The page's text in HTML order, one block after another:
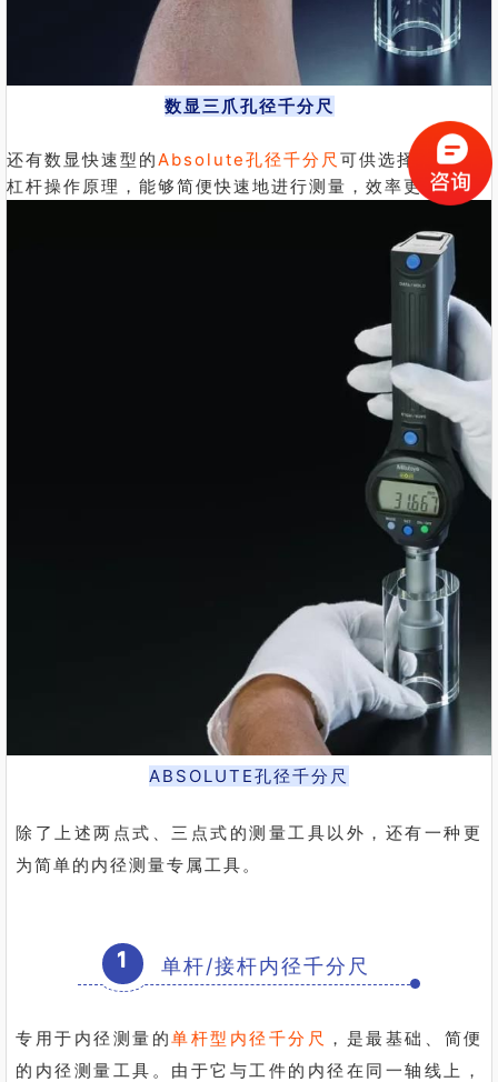
数显三爪孔径千分尺
还有数显快速型的 Absolute孔径千分尺 可供选择。它利用
杠杆操作原理，能够简便快速地进行测量，效率更高。
ABSOLUTE孔径千分尺
除了上述两点式、三点式的测量工具以外，还有一种更
为简单的内径测量专属工具。
1 单杆/接杆内径千分尺
专用于内径测量的单杆型内径千分尺 ，是最基础、简便
的内径测量工具。由于它与工件的内径在同一轴线上，